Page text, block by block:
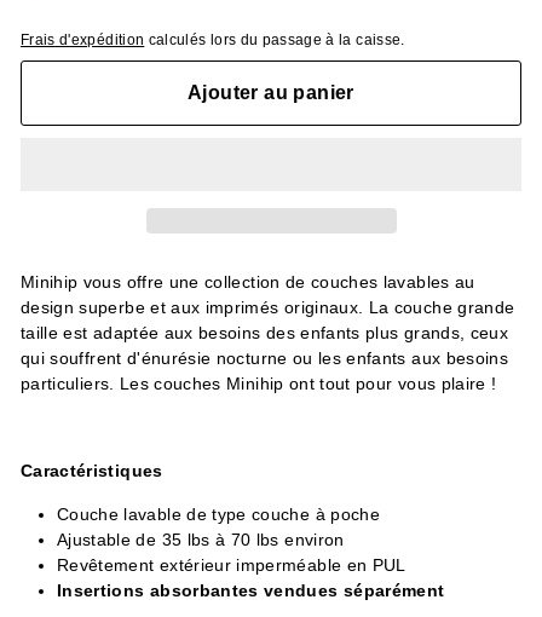
Frais d'expédition calculés lors du passage à la caisse.
Ajouter au panier
Minihip vous offre une collection de couches lavables au
design superbe et aux imprimés originaux. La couche grande
taille est adaptée aux besoins des enfants plus grands, ceux
qui souffrent d'énurésie nocturne ou les enfants aux besoins
particuliers.
Les couches Minihip ont tout pour vous plaire !
Caractéristiques
Couche lavable de type couche à poche
Ajustable de 35 lbs à 70 lbs environ
Revêtement extérieur imperméable en PUL
Insertions absorbantes vendues séparément